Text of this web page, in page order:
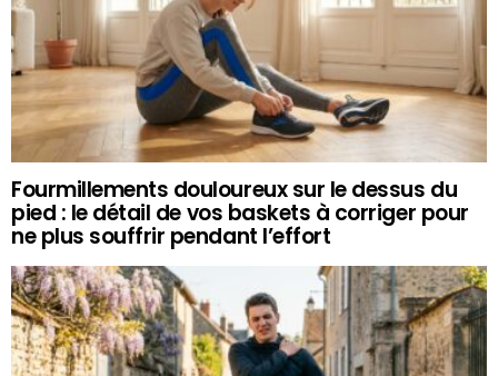
Fourmillements douloureux sur le dessus du
pied : le détail de vos baskets à corriger pour
ne plus souffrir pendant l’effort